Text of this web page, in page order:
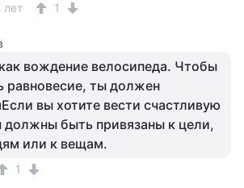
лет
1
вождение велосипеда. Чтобы
равновесие, ты должен
вы хотите вести счастливую
быть привязаны к цели,
или к вещам.
1